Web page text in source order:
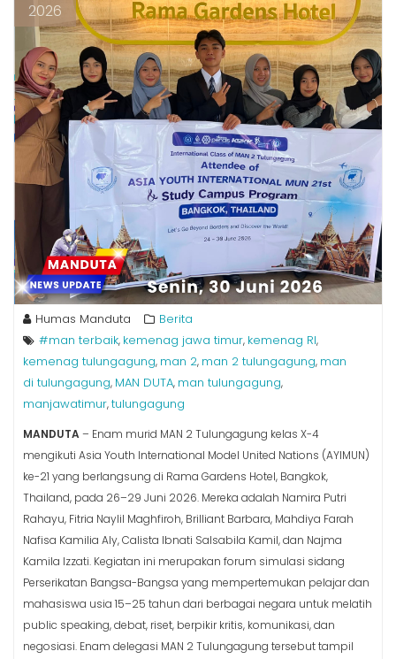
2026
Humas Manduta
Berita
#man terbaik, kemenag jawa timur, kemenag RI,
kemenag tulungagung, man 2, man 2 tulungagung, man
di tulungagung, MAN DUTA, man tulungagung,
manjawatimur,tulungagung
MANDUTA– Enam murid MAN 2 Tulungagung kelas X-4
mengikuti Asia Youth International Model United Nations (AYIMUN)
ke-21 yang berlangsung di Rama Gardens Hotel, Bangkok,
Thailand, pada 26–29 Juni 2026. Mereka adalah Namira Putri
Rahayu, Fitria Naylil Maghfiroh, Brilliant Barbara, Mahdiya Farah
Nafisa Kamilia Aly, Calista Ibnati Salsabila Kamil, dan Najma
Kamila Izzati. Kegiatan ini merupakan forum simulasi sidang
Perserikatan Bangsa-Bangsa yang mempertemukan pelajar dan
mahasiswa usia 15–25 tahun dari berbagai negara untuk melatih
public speaking, debat, riset, berpikir kritis, komunikasi, dan
negosiasi. Enam delegasi MAN 2 Tulungagung tersebut tampil